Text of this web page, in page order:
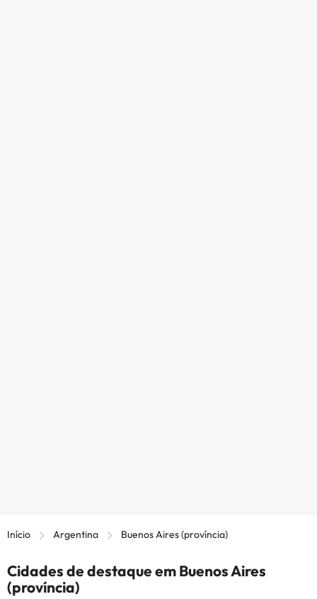
Início Argentina Buenos Aires (província)
Cidades de destaque em Buenos Aires
(província)